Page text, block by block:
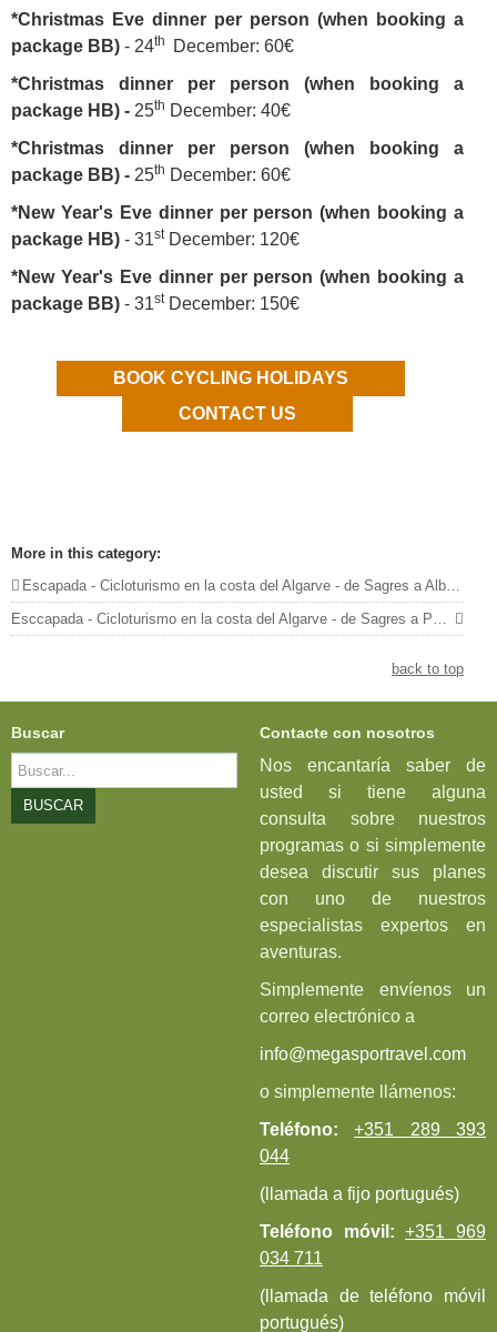
*Christmas Eve dinner per person (when booking a
package BB) - 24th
December: 60€
*Christmas dinner per person (when booking a
package HB) - 25th December: 40€
*Christmas dinner per person (when booking a
package BB) - 25th December: 60€
*New Year's Eve dinner per person (when booking a
package HB) - 31stDecember: 120€
*New Year's Eve dinner per person (when booking a
package BB) - 31stDecember: 150€
BOOK CYCLING HOLIDAYS
CONTACT US
More in this category:
Escapada - Cicloturismo en la costa del Algarve - de Sagres a Albufeira - 4 noches | 3 etapas
Esccapada - Cicloturismo en la costa del Algarve - de Sagres a Portimão - 3 noches | 2 etapas »
back to top
Buscar
Buscar...
BUSCAR
Contacte con nosotros
Nos encantaría saber de
usted si tiene alguna
consulta sobre nuestros
programas o si simplemente
desea discutir sus planes
con uno de nuestros
especialistas expertos en
aventuras.
Simplemente envíenos un
correo electrónico a
info@megasportravel.com
o simplemente llámenos:
Teléfono:
+351 289 393
044
(llamada a fijo portugués)
Teléfono móvil:
+351 969
034 711
(llamada de teléfono móvil
portugués)